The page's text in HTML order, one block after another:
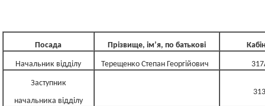
Посада Прізвище, ім’я, по батькові
Начальник відділу Терещенко Степан Георгійович
Заступник
начальника відділу
313